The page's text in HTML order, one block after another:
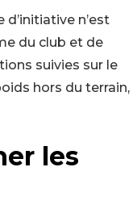
n’est
du club et de
suivies sur le
hors du terrain,
les